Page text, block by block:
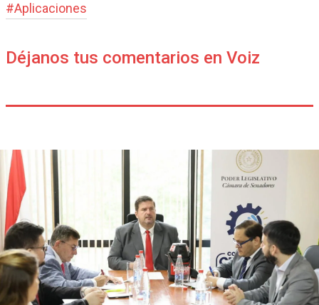
#Aplicaciones
Déjanos tus comentarios en Voiz